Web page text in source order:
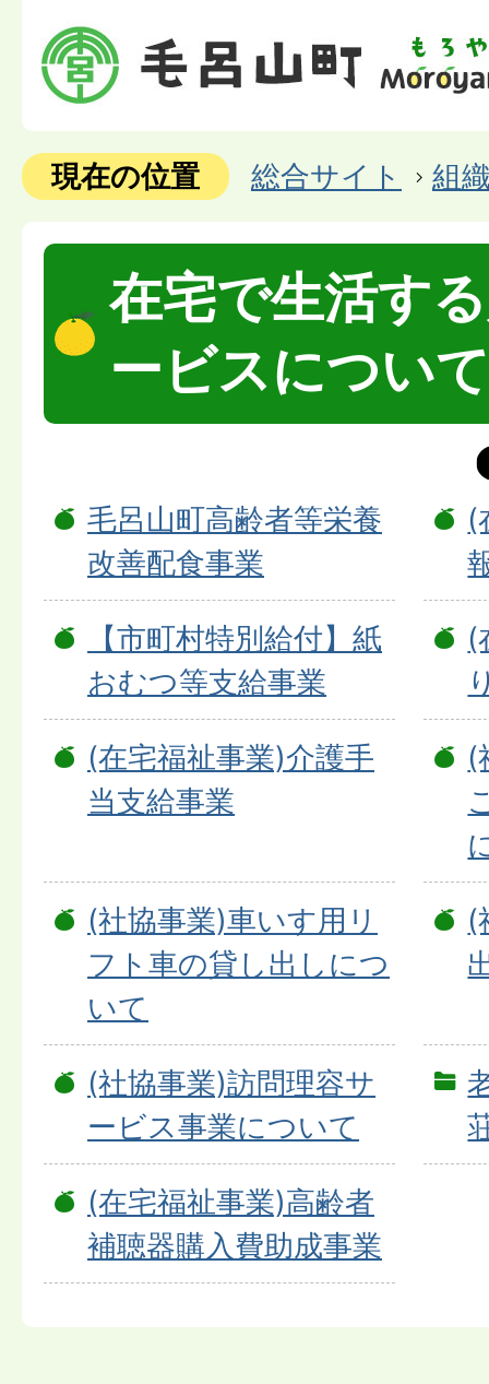
現在の位置 総合サイト 組
在宅で生活す
ービスについて
毛呂山町高齢者等栄養
改善配食事業
(
【市町村特別給付】紙
おむつ等支給事業
(
(在宅福祉事業)介護手
当支給事業
(
(社協事業)車いす用リ
フト車の貸し出しにつ
いて
(
(社協事業)訪問理容サ
ービス事業について
(在宅福祉事業)高齢者
補聴器購入費助成事業